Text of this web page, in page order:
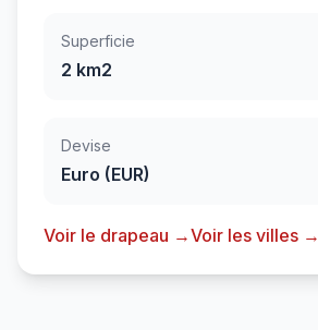
Superficie
2 km2
Devise
Euro (EUR)
Voir le drapeau →Voir les villes →